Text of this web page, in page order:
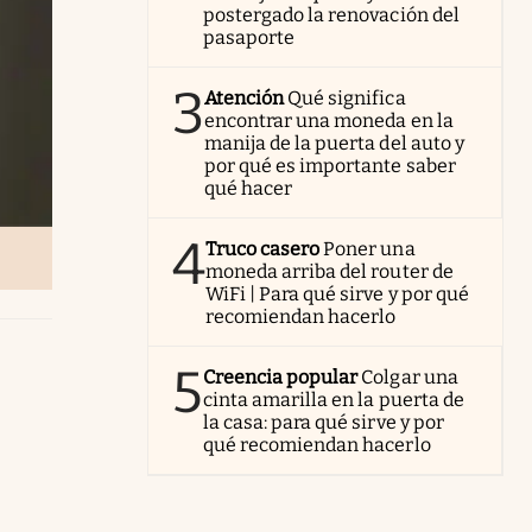
postergado la renovación del
pasaporte
3AtenciónQué significa
encontrar una moneda en la
manija de la puerta del auto y
por qué es importante saber
qué hacer
4Truco caseroPoner una
moneda arriba del router de
WiFi | Para qué sirve y por qué
recomiendan hacerlo
5Creencia popularColgar una
cinta amarilla en la puerta de
la casa: para qué sirve y por
qué recomiendan hacerlo